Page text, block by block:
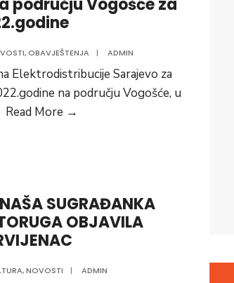
je
sebi”
području Vogošće za
,OBAVJEŠTENJA | ADMIN
Elektrodistribucije Sarajevo za
na području Vogošće, u
Read More →
području
Vogošće
SUGRAĐANKA
OBJAVILA
,NOVOSTI | ADMIN